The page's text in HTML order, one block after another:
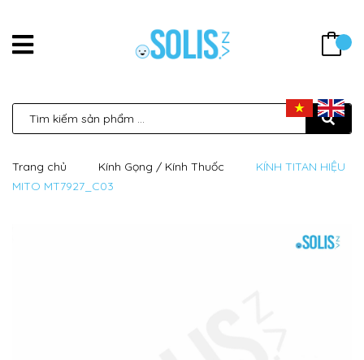
Trang chủ Kính Gọng / Kính Thuốc
KÍNH TITAN HIỆU
MITO MT7927_C03